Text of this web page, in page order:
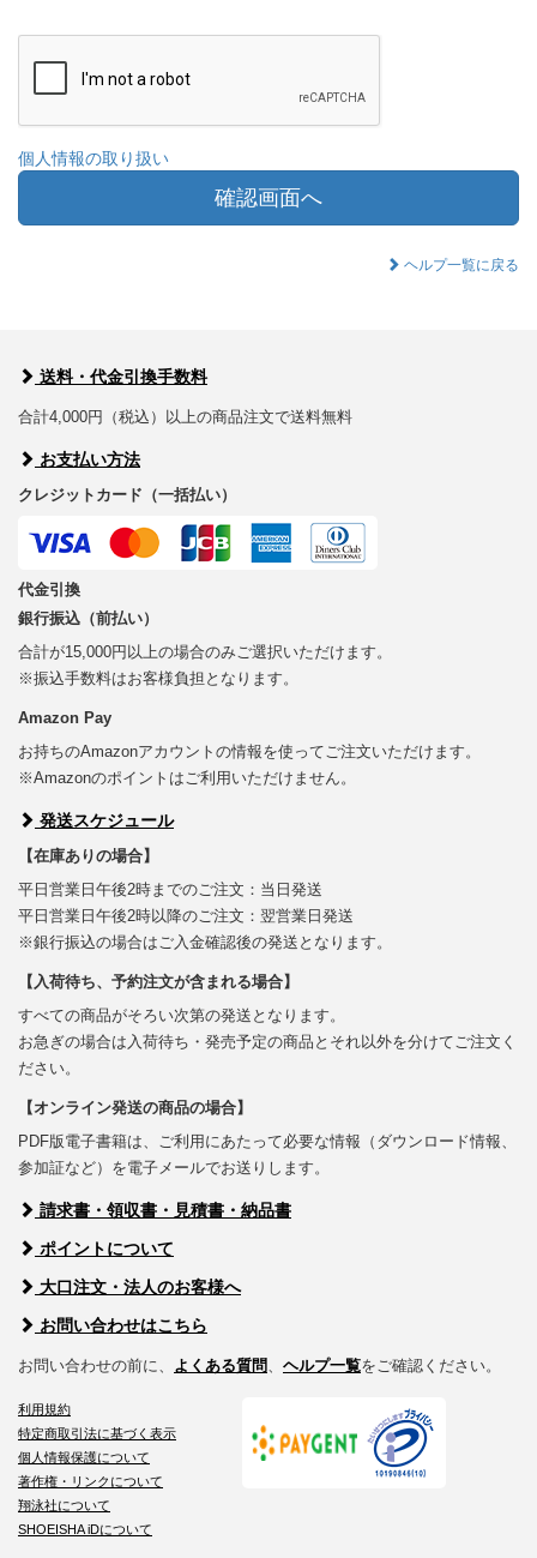
個人情報の取り扱い
確認画面へ
ヘルプ一覧に戻る
送料・代金引換手数料
合計4,000円（税込）以上の商品注文で送料無料
お支払い方法
クレジットカード（一括払い）
代金引換
銀行振込（前払い）
合計が15,000円以上の場合のみご選択いただけます。
※振込手数料はお客様負担となります。
Amazon Pay
お持ちのAmazonアカウントの情報を使ってご注文いただけます。
※Amazonのポイントはご利用いただけません。
発送スケジュール
【在庫ありの場合】
平日営業日午後2時までのご注文：当日発送
平日営業日午後2時以降のご注文：翌営業日発送
※銀行振込の場合はご入金確認後の発送となります。
【入荷待ち、予約注文が含まれる場合】
すべての商品がそろい次第の発送となります。
お急ぎの場合は入荷待ち・発売予定の商品とそれ以外を分けてご注文く
ださい。
【オンライン発送の商品の場合】
PDF版電子書籍は、ご利用にあたって必要な情報（ダウンロード情報、
参加証など）を電子メールでお送りします。
請求書・領収書・見積書・納品書
ポイントについて
大口注文・法人のお客様へ
お問い合わせはこちら
お問い合わせの前に、 よくある質問 ヘルプ一覧をご確認ください。
利用規約
特定商取引法に基づく表示
個人情報保護について
著作権・リンクについて
翔泳社について
SHOEISHA iDについて